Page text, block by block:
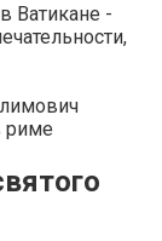
Ватикане -